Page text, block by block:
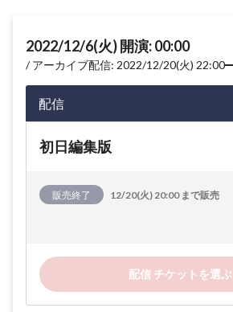
2022/12/6(火) 開演: 00:00
アーカイブ配信: 2022/12/20(火) 22:00
配信
初日編集版
販売終了 12/20(火) 20:00 まで販売
配信 チケットを選ぶ